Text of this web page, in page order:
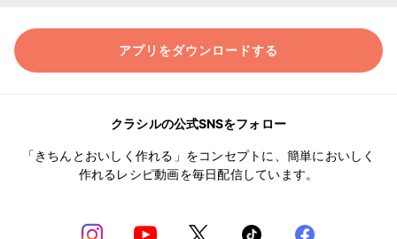
アプリをダウンロードする
クラシルの公式SNSをフォロー
「きちんとおいしく作れる」をコンセプトに、簡単においしく
作れるレシピ動画を毎日配信しています。